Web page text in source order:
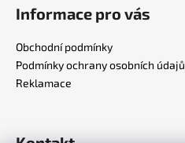
Informace pro vás
Obchodní podmínky
Podmínky ochrany osobních údajů
Reklamace